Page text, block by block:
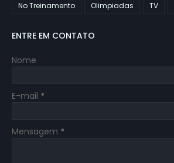
No Treinamento
Olimpiadas TV
ENTRE EM CONTATO
Nome
E-mail *
Mensagem *